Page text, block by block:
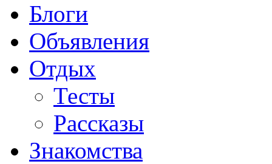
Блоги
Объявления
Отдых
Тесты
Рассказы
Знакомства